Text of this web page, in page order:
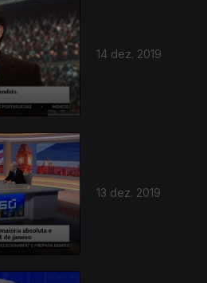
14 dez. 2019
13 dez. 2019